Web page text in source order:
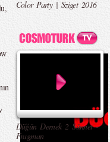
Color Party | Sziget 2016
Düğün Dernek 2 Sünnet -
Fragman